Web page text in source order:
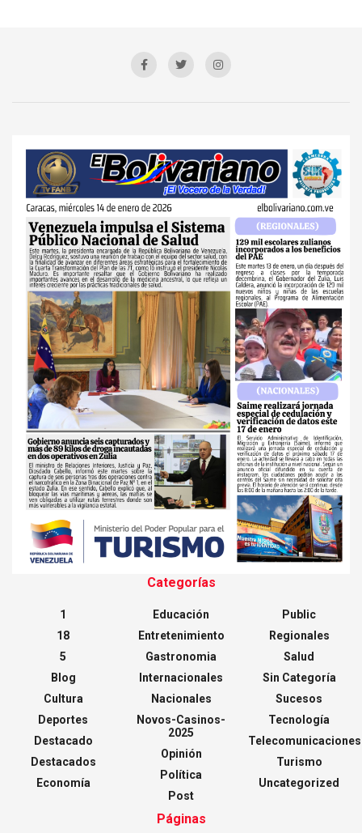
Categorías
1
18
5
Blog
Cultura
Deportes
Destacado
Destacados
Economía
Educación
Entretenimiento
Gastronomia
Internacionales
Nacionales
Novos-Casinos-
2025
Opinión
Política
Post
Public
Regionales
Salud
Sin Categoría
Sucesos
Tecnología
Telecomunicaciones
Turismo
Uncategorized
Páginas